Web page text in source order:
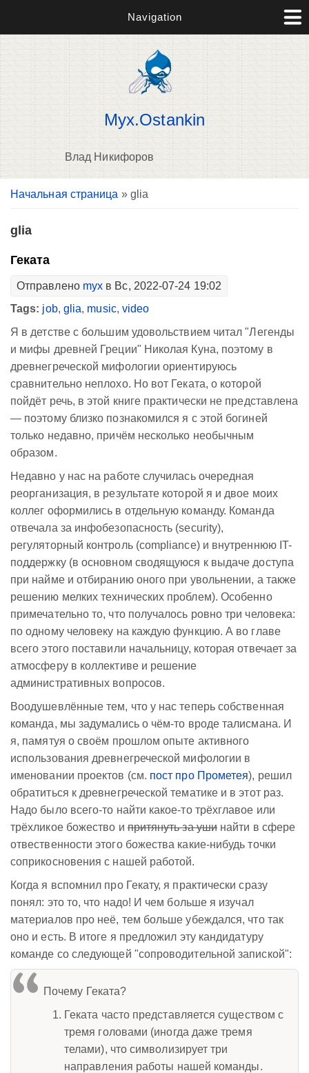
Navigation
Myx.Ostankin
Влад Никифоров
Вы здесь
Начальная страница » glia
glia
Геката
Отправлено myx в Вс, 2022-07-24 19:02
Tags: job, glia, music, video
Я в детстве с большим удовольствием читал "Легенды
и мифы древней Греции" Николая Куна, поэтому в
древнегреческой мифологии ориентируюсь
сравнительно неплохо. Но вот Геката, о которой
пойдёт речь, в этой книге практически не представлена
— поэтому близко познакомился я с этой богиней
только недавно, причём несколько необычным
образом.
Недавно у нас на работе случилась очередная
реорганизация, в результате которой я и двое моих
коллег оформились в отдельную команду. Команда
отвечала за инфобезопасность (security),
регуляторный контроль (compliance) и внутреннюю IT-
поддержку (в основном сводящуюся к выдаче доступа
при найме и отбиранию оного при увольнении, а также
решению мелких технических проблем). Особенно
примечательно то, что получалось ровно три человека:
по одному человеку на каждую функцию. А во главе
всего этого поставили начальницу, которая отвечает за
атмосферу в коллективе и решение
административных вопросов.
Воодушевлённые тем, что у нас теперь собственная
команда, мы задумались о чём-то вроде талисмана. И
я, памятуя о своём прошлом опыте активного
использования древнегреческой мифологии в
именовании проектов (см. пост про Прометея), решил
обратиться к древнегреческой тематике и в этот раз.
Надо было всего-то найти какое-то трёхглавое или
трёхликое божество ипритянуть за ушинайти в сфере
отвественности этого божества какие-нибудь точки
соприкосновения с нашей работой.
Когда я вспомнил про Гекату, я практически сразу
понял: это то, что надо! И чем больше я изучал
материалов про неё, тем больше убеждался, что так
оно и есть. В итоге я предложил эту кандидатуру
команде со следующей "сопроводительной запиской":
Почему Геката?
Геката часто представляется существом с
тремя головами (иногда даже тремя
телами), что символизирует три
направления работы нашей команды.